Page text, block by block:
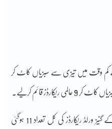
کم وقت میں تیزی سے سبزیاں کاٹ کر
قائم کرلیے۔
مذکورہ بالا ریکارڈز کے بعد والیس وونگ کے گنیز ورلڈ ریکارڈز کی کُل تعداد 11 ہوگئی